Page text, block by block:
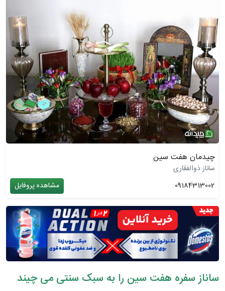
چیدمان هفت سین
ساناز ذوالفقاری
09184313002
مشاهده پروفایل
ساناز سفره هفت سین را به سبک سنتی می چیند